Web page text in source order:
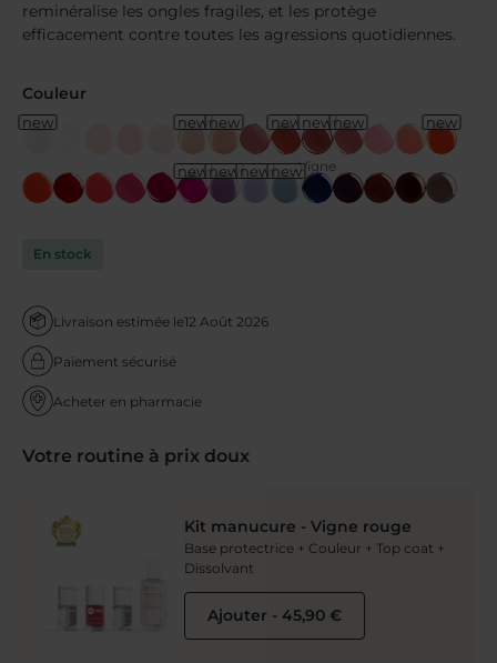
reminéralise les ongles fragiles, et les protège
efficacement contre toutes les agressions quotidiennes.
Couleur
new new new new
Vigne
rouge
new new new
new new new new
En stock
Livraison estimée le12 Août 2026
Paiement sécurisé
Acheter en pharmacie
Votre routine à prix doux
Kit manucure - Vigne rouge
Base protectrice + Couleur + Top coat +
Dissolvant
Ajouter - 45,90 €